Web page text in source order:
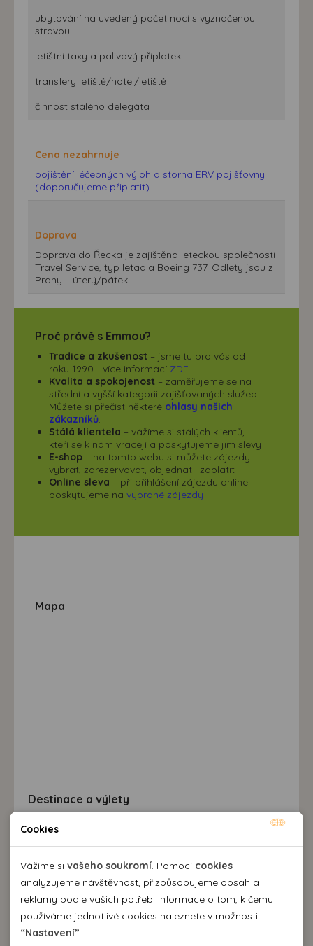
ubytování na uvedený počet nocí s vyznačenou
stravou
letištní taxy a palivový příplatek
transfery letiště/hotel/letiště
činnost stálého delegáta
Cena nezahrnuje
pojištění léčebných výloh a storna ERV pojišťovny
(doporučujeme připlatit)
Doprava
Doprava do Řecka je zajištěna leteckou společností
Travel Service, typ letadla Boeing 737. Odlety jsou z
Prahy – úterý/pátek.
Proč právě s Emmou?
Tradice a zkušenost – jsme tu pro vás od
roku 1990 - více informací ZDE
Kvalita a spokojenost – zaměřujeme se na
střední a vyšší kategorii zajišťovaných služeb.
Můžete si přečíst některé ohlasy našich
zákazníků.
Stálá klientela – vážíme si stálých klientů,
kteří se k nám vracejí a poskytujeme jim slevy
E-shop – na tomto webu si můžete zájezdy
vybrat, zarezervovat, objednat i zaplatit
Online sleva – při přihlášení zájezdu online
poskytujeme na vybrané zájezdy
Mapa
Destinace a výlety
Cookies
Vážíme si vašeho soukromí . Pomocí cookies
analyzujeme návštěvnost, přizpůsobujeme obsah a
reklamy podle vašich potřeb. Informace o tom, k čemu
používáme jednotlivé cookies naleznete v možnosti
“Nastavení”
Nutné cookies pomáhají, aby byla webová stránka
použitelná tak, že umožní základní funkce jako navigace
stránky a přístup k zabezpečeným sekcím webové stránky.
Webová stránka nemůže správně fungovat bez těchto
cookies.